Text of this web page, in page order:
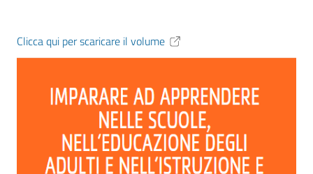
Clicca qui per scaricare il volume